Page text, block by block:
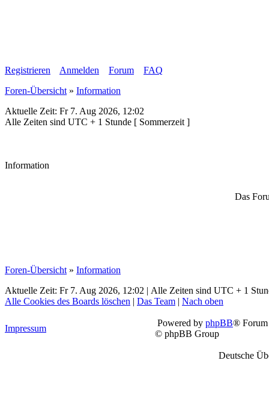
Registrieren Anmelden Forum
FAQ
Foren-Übersicht » Information
Aktuelle Zeit: Fr 7. Aug 2026, 12:02
Alle Zeiten sind UTC + 1 Stunde [ Sommerzeit ]
Information
Das
Foren-Übersicht » Information
Aktuelle Zeit: Fr 7. Aug 2026, 12:02 | Alle Zeiten sind UTC + 1
Alle Cookies des Boards löschen | Das Team | Nach oben
Impressum
Powered by phpBB® Forum
© phpBB Group
Deutsche